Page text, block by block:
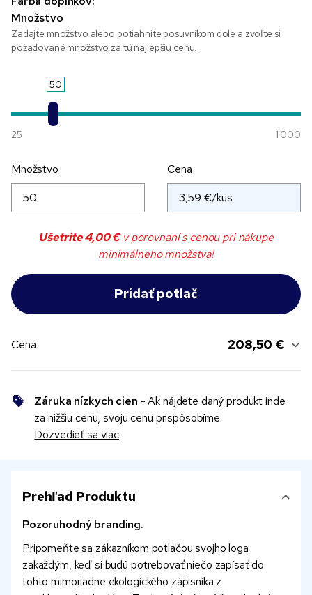
Množstvo
Zadajte množstvo alebo potiahnite posuvníkom dole a zvoľte si
požadované množstvo za tú najlepšiu cenu.
50
25 1 000
Množstvo Cena
Ušetrite4,00 €v porovnaní s cenou pri nákupe
minimálneho množstva!
Cena 208,50 €
Záruka nízkych cien - Ak nájdete daný produkt inde
za nižšiu cenu, svoju cenu prispôsobíme.
Dozvedieť sa viac
Prehľad Produktu
Pozoruhodný branding.
Pripomeňte sa zákazníkom potlačou svojho loga
zakaždým, keď si budú potrebovať niečo zapísať do
tohto mimoriadne ekologického zápisníka z